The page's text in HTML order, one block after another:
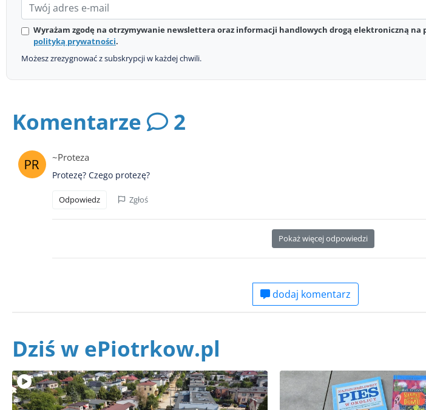
Wyrażam zgodę na otrzymywanie newslettera oraz informacji handlowych drogą elektroniczną na
polityką prywatności.
Możesz zrezygnować z subskrypcji w każdej chwili.
Komentarze 2
~Proteza
Protezę? Czego protezę?
Odpowiedz Zgłoś
Pokaż więcej odpowiedzi
dodaj komentarz
Dziś w ePiotrkow.pl